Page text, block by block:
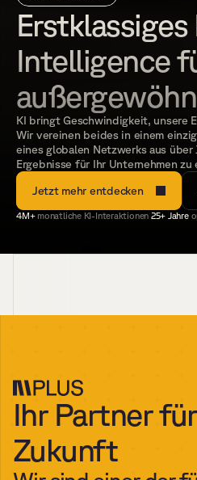
Intelligence
KI bringt Geschwindigkeit, unsere
Wir vereinen beides in einem
eines globalen Netzwerks aus über
Ergebnisse für Ihr Unternehmen zu
Jetzt mehr entdecken
4M+ monatliche KI-Interaktionen 25+ Jahre
Ihr Partner
Zukunft